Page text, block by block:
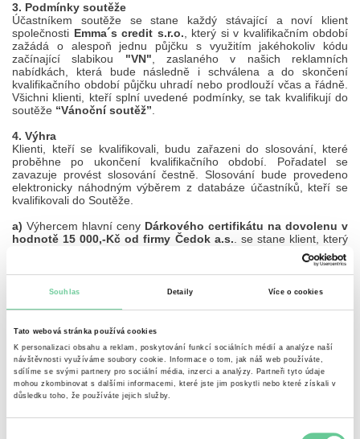
Souhlas Detaily Více o cookies
Tato webová stránka používá cookies
K personalizaci obsahu a reklam, poskytování funkcí sociálních médií a analýze naší
návštěvnosti využíváme soubory cookie. Informace o tom, jak náš web používáte,
sdílíme se svými partnery pro sociální média, inzerci a analýzy. Partneři tyto údaje
mohou zkombinovat s dalšími informacemi, které jste jim poskytli nebo které získali v
důsledku toho, že používáte jejich služby.
3. Podmínky soutěže
Účastníkem soutěže se stane každý stávající a noví klient
společnosti Emma´s credit s.r.o. , který si v kvalifikačním období
zažádá o alespoň jednu půjčku s využitím jakéhokoliv kódu
začínající slabikou "VN" , zaslaného v našich reklamních
nabídkách, která bude následně i schválena a do skončení
kvalifikačního období půjčku uhradí nebo prodlouží včas a řádně.
Všichni klienti, kteří splní uvedené podmínky, se tak kvalifikují do
soutěže “Vánoční soutěž”
4. Výhra
Klienti, kteří se kvalifikovali, budu zařazeni do slosování, které
proběhne po ukončení kvalifikačního období. Pořadatel se
zavazuje provést slosování čestně. Slosování bude provedeno
elektronicky náhodným výběrem z databáze účastníků, kteří se
kvalifikovali do Soutěže.
a) Výhercem hlavní ceny Dárkového certifikátu na dovolenu v
hodnotě 15 000,-Kč od firmy Čedok a.s. . se stane klient, který
, zaslaného
v našich reklamních nabídkách, vezme a řádně uhradí nebo
prodlouží2 a více půjček.
Počet výherců - 1.
jakéhokoliv kódu začínající slabikou
reklamních nabídkách, vezme a řádně uhradí nebo prodlouží
alespoň 1 půjčku
Počet výherců - 1.
c)Výhercem třetí cenyDárkového certifikátu v hodnotě 5 000,-
Kč od firmy Internet Mall, a.s.(www.mall.cz)
zaslaného v našich reklamních nabídkách, vezme a řádně uhradí